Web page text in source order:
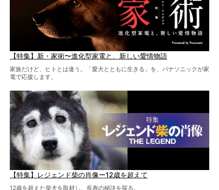
【特集】新・家術〜進化型家電と、新しい愛情物語
家族だけど、ヒトとは違う。「愛犬とともに生きる」を、パナソニックが家
電で応援します。
【特集】レジェンド柴の肖像ー12歳を超えて
12歳を超えた柴犬を取材し、長寿の秘訣を探る。